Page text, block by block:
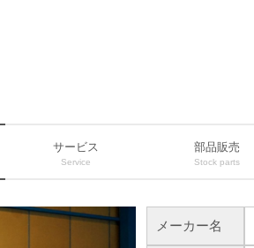
サービス
Service
部品販売
Stock parts
メーカー名